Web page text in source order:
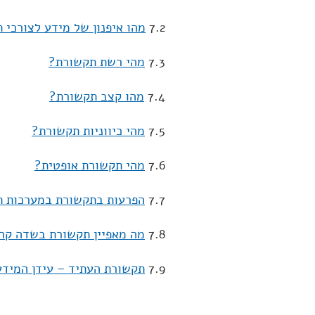
7.2 מהו איפנון של מידע
7.3 מהי רשת תקשורת?
7.4 מהו קצב תקשורת?
7.5 מהי כיווניות תקשורת?
7.6 מהי תקשורת אופטית?
7.7 הפרעות בתקשורת במערכות
7.8 מה מאפיין תקשורת בשדה
7.9 תקשורת העתיד – עידן